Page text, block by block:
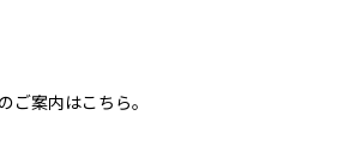
ご案内はこちら。